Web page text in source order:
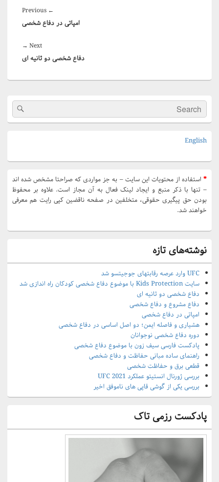
←
post:امپاتی در دفاع شخصی
Next
→
post:دفاع شخصی دو ثانیه ای
Primary
Sidebar
Widget
Area
Search
for:
English
* استفاده از محتویات این سایت – به جز مواردی که صراحتا مشخص شده اند
– تنها با ذکر منبع و ایجاد لینک فعال به آن مجاز است. علاوه بر محفوظ
بودن حق پیگیری حقوقی، متخلفین در صفحه ناقضین کپی رایت هم معرفی
خواهند شد.
نوشته‌های تازه
UFC وارد عرصه رقابتهای جوجیتسو شد
سایت Kids Protection با موضوع دفاع شخصی کودکان راه اندازی شد
دفاع شخصی دو ثانیه ای
دفاع مشروع و دفاع شخصی
امپاتی در دفاع شخصی
هشیاری و فاصله ایمن؛ دو اصل اساسی در دفاع شخصی
دوره دفاع شخصی نوجوانان
پادکست فارسی سیف زون با موضوع دفاع شخصی
راهنمای ساده مبانی حفاظت و دفاع شخصی
قطعی برق و حفاظت شخصی
بررسی ژورنال انستیتو عملکرد UFC 2021
بررسی یکی از گوشی قاپی های ناموفق اخیر
پادکست رزمی تاک